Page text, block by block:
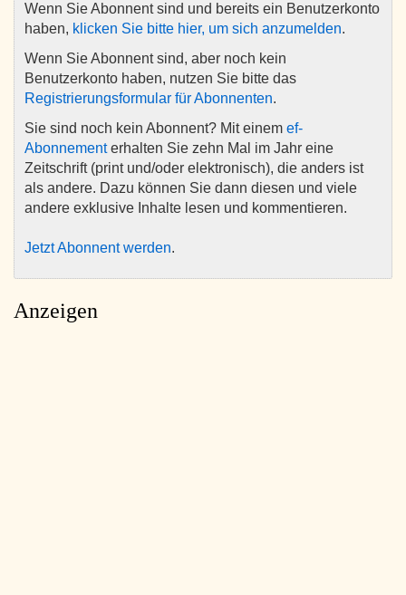
Wenn Sie Abonnent sind und bereits ein Benutzerkonto
haben, klicken Sie bitte hier, um sich anzumelden.
Wenn Sie Abonnent sind, aber noch kein
Benutzerkonto haben, nutzen Sie bitte das
Registrierungsformular für Abonnenten.
Sie sind noch kein Abonnent? Mit einem ef-
Abonnementerhalten Sie zehn Mal im Jahr eine
Zeitschrift (print und/oder elektronisch), die anders ist
als andere. Dazu können Sie dann diesen und viele
andere exklusive Inhalte lesen und kommentieren.
Jetzt Abonnent werden.
Anzeigen